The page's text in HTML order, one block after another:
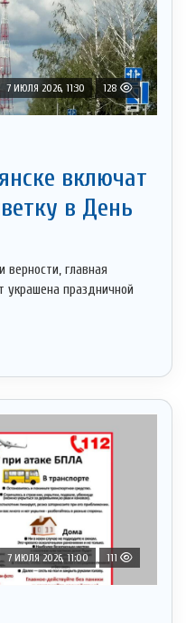
7 ИЮЛЯ 2026, 11:30 128
включат
в День
главная
украшена праздничной
7 ИЮЛЯ 2026, 11:00 111